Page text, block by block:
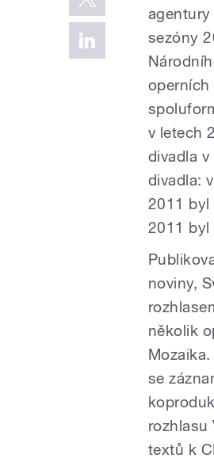
sezóny
operních
v letech
divadla
divadla:
2011 byl
2011 byl
noviny,
několik
se
rozhlasu
textů k